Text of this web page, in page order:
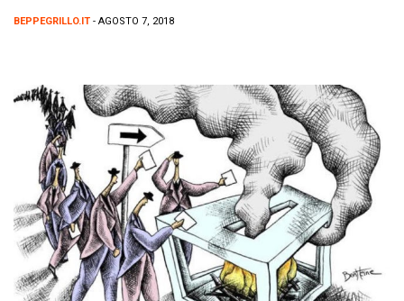
BEPPEGRILLO.IT - AGOSTO 7, 2018